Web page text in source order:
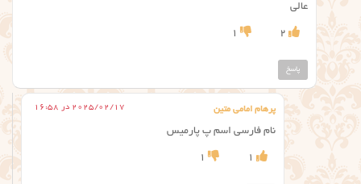
عالی
2
1
پاسخ
پرهام امامی متین 2025/02/17 در 16:58
نام فارسی اسم پ پارمیس
1
1